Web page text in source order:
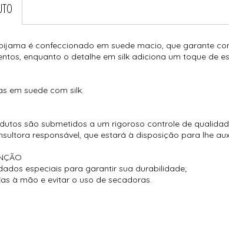
é confeccionado em suede macio, que garante
enquanto o detalhe em silk adiciona um toque de
em suede com silk.
são submetidos a um rigoroso controle de
responsável, que estará à disposição para lhe
especiais para garantir sua durabilidade;
à mão e evitar o uso de secadoras.